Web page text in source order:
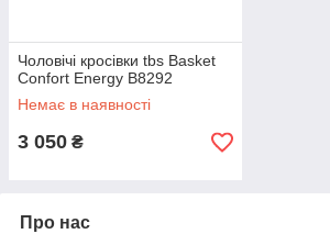
Чоловічі кросівки tbs Basket
Confort Energy B8292
Немає в наявності
3 050 ₴
Про нас